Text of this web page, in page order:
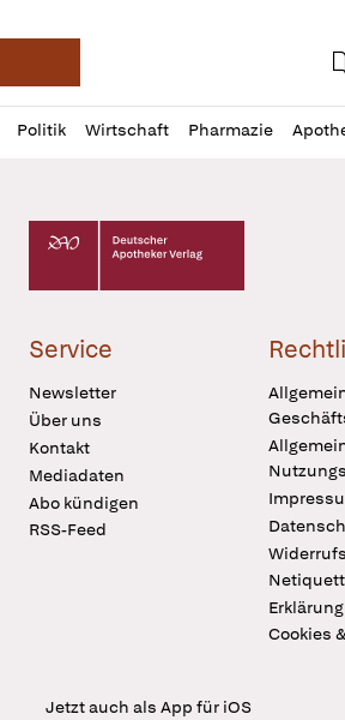
Deutsche Apotheker
Politik Wirtschaft Pharmazie
Profil
öffnen
Daz
Pur
Deutscher Apotheker Verlag Logo
Service
Newsletter
Über uns
Kontakt
Mediadaten
Abo kündigen
RSS-Feed
Cookies
Jetzt auch als App für iOS